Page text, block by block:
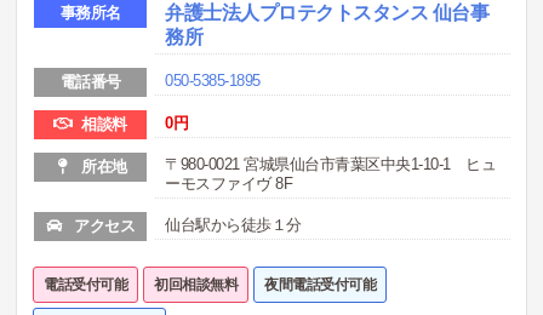
事務所名
弁護士法人プロテクトスタンス 仙台事
務所
電話番号 050-5385-1895
相談料 0円
所在地
〒980-0021 宮城県仙台市青葉区中央1-10-1 ヒュ
ーモスファイヴ 8F
アクセス 仙台駅から徒歩１分
電話受付可能 初回相談無料 夜間電話受付可能